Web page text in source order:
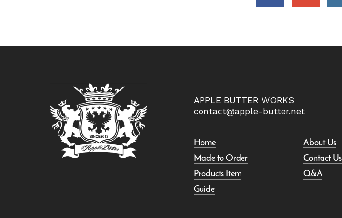
APPLE BUTTER WORKS
contact@apple-butter.net
Home
Made to Order
Products Item
Guide
About Us
Contact Us
Q&A